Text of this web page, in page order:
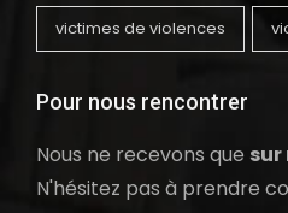
victimes de violences
Pour nous rencontrer
Nous ne recevons que
N'hésitez pas à prendre